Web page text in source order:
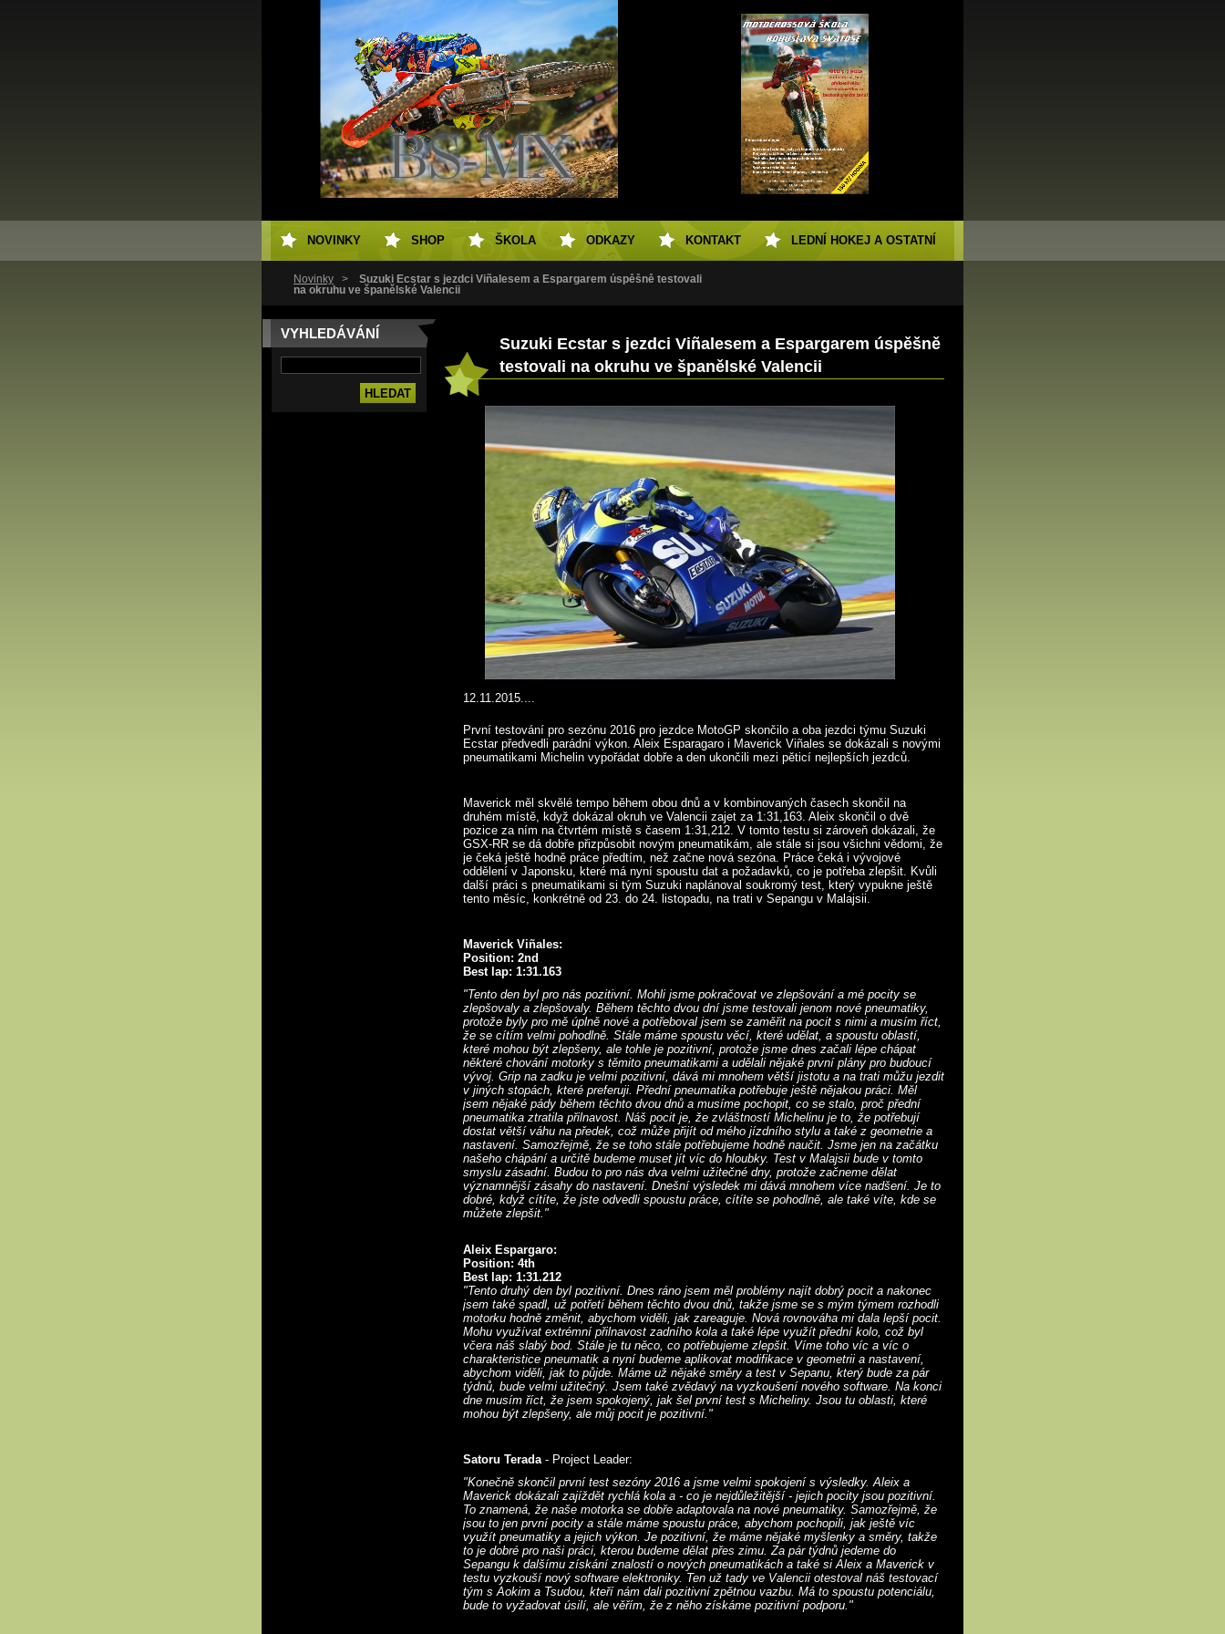
Novinky >
Suzuki Ecstar s jezdci Viñalesem a Espargarem úspěšně testovali
na okruhu ve španělské Valencii
VYHLEDÁVÁNÍ
Suzuki Ecstar s jezdci Viñalesem a Espargarem úspěšně
testovali na okruhu ve španělské Valencii
12.11.2015....
První testování pro sezónu 2016 pro jezdce MotoGP skončilo a oba jezdci týmu Suzuki
Ecstar předvedli parádní výkon. Aleix Esparagaro i Maverick Viñales se dokázali s novými
pneumatikami Michelin vypořádat dobře a den ukončili mezi pěticí nejlepších jezdců.
Maverick měl skvělé tempo během obou dnů a v kombinovaných časech skončil na
druhém místě, když dokázal okruh ve Valencii zajet za 1:31,163. Aleix skončil o dvě
pozice za ním na čtvrtém místě s časem 1:31,212. V tomto testu si zároveň dokázali, že
GSX-RR se dá dobře přizpůsobit novým pneumatikám, ale stále si jsou všichni vědomi, že
je čeká ještě hodně práce předtím, než začne nová sezóna. Práce čeká i vývojové
oddělení v Japonsku, které má nyní spoustu dat a požadavků, co je potřeba zlepšit. Kvůli
další práci s pneumatikami si tým Suzuki naplánoval soukromý test, který vypukne ještě
tento měsíc, konkrétně od 23. do 24. listopadu, na trati v Sepangu v Malajsii.
Maverick Viñales:
Position: 2nd
Best lap: 1:31.163
"Tento den byl pro nás pozitivní. Mohli jsme pokračovat ve zlepšování a mé pocity se
zlepšovaly a zlepšovaly. Během těchto dvou dní jsme testovali jenom nové pneumatiky,
protože byly pro mě úplně nové a potřeboval jsem se zaměřit na pocit s nimi a musím říct,
že se cítím velmi pohodlně. Stále máme spoustu věcí, které udělat, a spoustu oblastí,
které mohou být zlepšeny, ale tohle je pozitivní, protože jsme dnes začali lépe chápat
některé chování motorky s těmito pneumatikami a udělali nějaké první plány pro budoucí
vývoj. Grip na zadku je velmi pozitivní, dává mi mnohem větší jistotu a na trati můžu jezdit
v jiných stopách, které preferuji. Přední pneumatika potřebuje ještě nějakou práci. Měl
jsem nějaké pády během těchto dvou dnů a musíme pochopit, co se stalo, proč přední
pneumatika ztratila přilnavost. Náš pocit je, že zvláštností Michelinu je to, že potřebují
dostat větší váhu na předek, což může přijít od mého jízdního stylu a také z geometrie a
nastavení. Samozřejmě, že se toho stále potřebujeme hodně naučit. Jsme jen na začátku
našeho chápání a určitě budeme muset jít víc do hloubky. Test v Malajsii bude v tomto
smyslu zásadní. Budou to pro nás dva velmi užitečné dny, protože začneme dělat
významnější zásahy do nastavení. Dnešní výsledek mi dává mnohem více nadšení. Je to
dobré, když cítíte, že jste odvedli spoustu práce, cítíte se pohodlně, ale také víte, kde se
můžete zlepšit."
Aleix Espargaro:
Position: 4th
Best lap: 1:31.212
"Tento druhý den byl pozitivní. Dnes ráno jsem měl problémy najít dobrý pocit a nakonec
jsem také spadl, už potřetí během těchto dvou dnů, takže jsme se s mým týmem rozhodli
motorku hodně změnit, abychom viděli, jak zareaguje. Nová rovnováha mi dala lepší pocit.
Mohu využívat extrémní přilnavost zadního kola a také lépe využít přední kolo, což byl
včera náš slabý bod. Stále je tu něco, co potřebujeme zlepšit. Víme toho víc a víc o
charakteristice pneumatik a nyní budeme aplikovat modifikace v geometrii a nastavení,
abychom viděli, jak to půjde. Máme už nějaké směry a test v Sepanu, který bude za pár
týdnů, bude velmi užitečný. Jsem také zvědavý na vyzkoušení nového software. Na konci
dne musím říct, že jsem spokojený, jak šel první test s Micheliny. Jsou tu oblasti, které
mohou být zlepšeny, ale můj pocit je pozitivní."
Satoru Terada- Project Leader:
"Konečně skončil první test sezóny 2016 a jsme velmi spokojení s výsledky. Aleix a
Maverick dokázali zajíždět rychlá kola a - co je nejdůležitější - jejich pocity jsou pozitivní.
To znamená, že naše motorka se dobře adaptovala na nové pneumatiky. Samozřejmě, že
jsou to jen první pocity a stále máme spoustu práce, abychom pochopili, jak ještě víc
využít pneumatiky a jejich výkon. Je pozitivní, že máme nějaké myšlenky a směry, takže
to je dobré pro naši práci, kterou budeme dělat přes zimu. Za pár týdnů jedeme do
Sepangu k dalšímu získání znalostí o nových pneumatikách a také si Aleix a Maverick v
testu vyzkouší nový software elektroniky. Ten už tady ve Valencii otestoval náš testovací
tým s Aokim a Tsudou, kteří nám dali pozitivní zpětnou vazbu. Má to spoustu potenciálu,
bude to vyžadovat úsilí, ale věřím, že z něho získáme pozitivní podporu."
NOVINKY SHOP ŠKOLA ODKAZY KONTAKT LEDNÍ HOKEJ A OSTATNÍ